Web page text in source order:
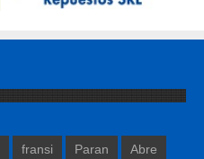
fransi Paran Abre